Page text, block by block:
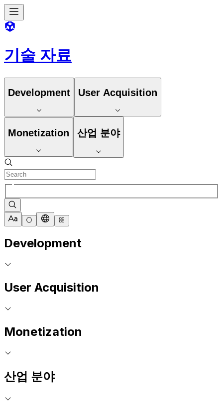
기술 자료
Development User Acquisition
Monetization 산업 분야
Development
User Acquisition
Monetization
산업 분야